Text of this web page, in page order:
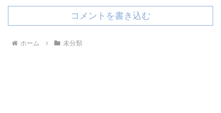
コメントを書き込む
ホーム 未分類